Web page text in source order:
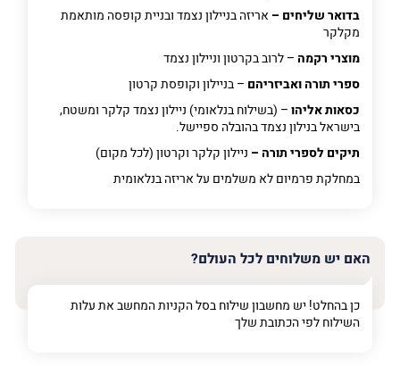
בדואר שליחים – אריזה בניילון נצמד ובניית קופסה מותאמת
מקלקר
מוצרי רקמה – לרוב בקרטון וניילון נצמד
ספרי תורה ואביזריהם – בניילון וקופסת קרטון
כסאות אליהו– (בשילוח בנלאומי) ניילון נצמד קלקר ומשטח,
בישראל בנילון נצמד בהובלה ספיישל.
תיקים לספרי תורה – ניילון קלקר וקרטון (לכל מקום)
במחלקת פרמיוםלא משלמים על אריזה בנלאומית
האם יש משלוחים לכל העולם?
כן בהחלט! יש מחשבון שילוח בסל הקניות המחשב את עלות
השילוח לפי הכתובת שלך